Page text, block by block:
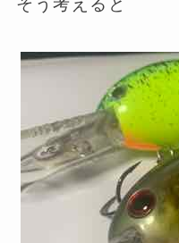
そう考えると